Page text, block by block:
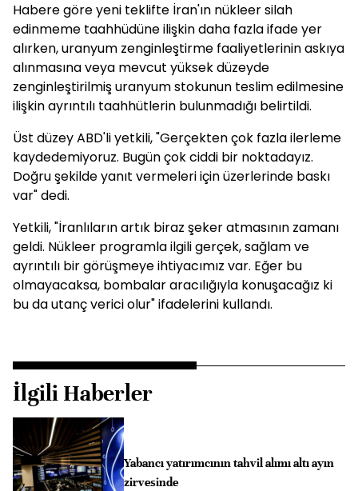
Habere göre yeni teklifte İran'ın nükleer silah
edinmeme taahhüdüne ilişkin daha fazla ifade yer
alırken, uranyum zenginleştirme faaliyetlerinin askıya
alınmasına veya mevcut yüksek düzeyde
zenginleştirilmiş uranyum stokunun teslim edilmesine
ilişkin ayrıntılı taahhütlerin bulunmadığı belirtildi.
Üst düzey ABD'li yetkili, "Gerçekten çok fazla ilerleme
kaydedemiyoruz. Bugün çok ciddi bir noktadayız.
Doğru şekilde yanıt vermeleri için üzerlerinde baskı
var" dedi.
Yetkili, "İranlıların artık biraz şeker atmasının zamanı
geldi. Nükleer programla ilgili gerçek, sağlam ve
ayrıntılı bir görüşmeye ihtiyacımız var. Eğer bu
olmayacaksa, bombalar aracılığıyla konuşacağız ki
bu da utanç verici olur" ifadelerini kullandı.
İlgili Haberler
Yabancı yatırımcının tahvil alımı altı ayın
zirvesinde